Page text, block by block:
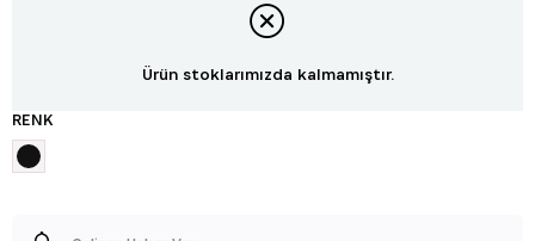
Ürün stoklarımızda kalmamıştır.
RENK